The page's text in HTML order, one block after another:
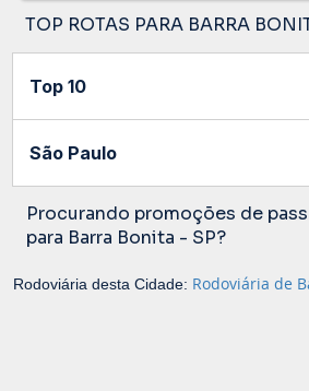
TOP ROTAS PARA BARRA
Top 10
São Paulo
Procurando promoções de
para Barra Bonita - SP?
Rodoviária desta Cidade: Rodoviária de